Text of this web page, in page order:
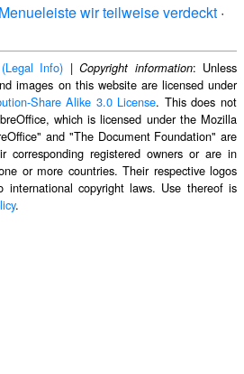
wir teilweise verdeckt ·
Info) |Copyright information: Unless
images on this website are licensed under
Share Alike 3.0 License. This does not
which is licensed under the Mozilla
and "The Document Foundation" are
corresponding registered owners or are in
or more countries. Their respective logos
international copyright laws. Use thereof is
.